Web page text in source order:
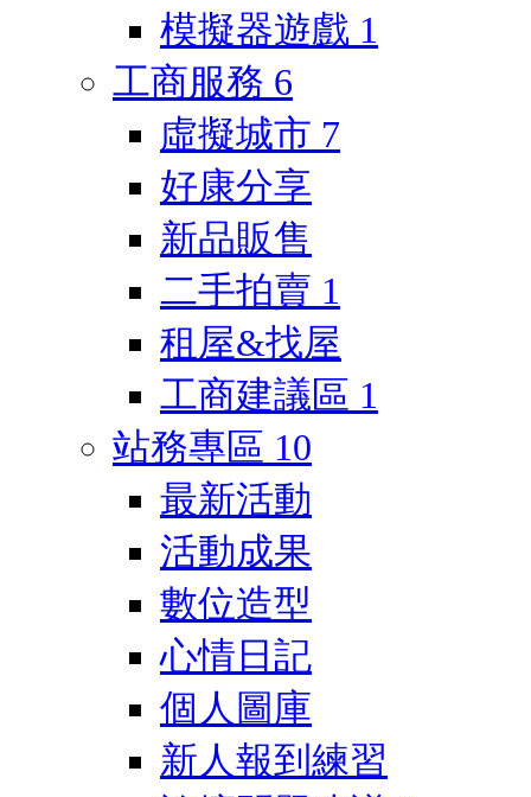
模擬器遊戲 1
工商服務 6
虛擬城市 7
好康分享
新品販售
二手拍賣 1
租屋&找屋
工商建議區 1
站務專區 10
最新活動
活動成果
數位造型
心情日記
個人圖庫
新人報到練習